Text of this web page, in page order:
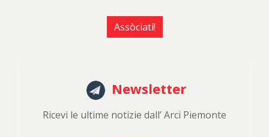
Assòciati!
Newsletter
Ricevi le ultime notizie dall’ Arci Piemonte